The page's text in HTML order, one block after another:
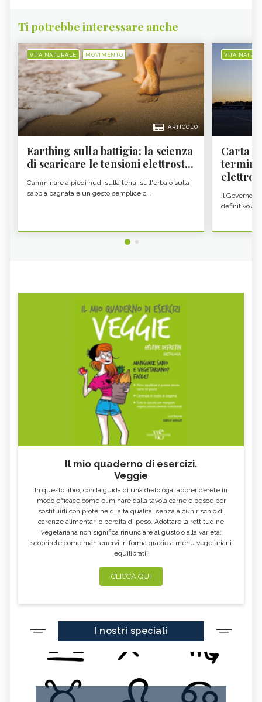
Ti potrebbe interessare anche
VITA NATURALE MOVIMENTO
ARTICOLO
Earthing sulla battigia: la scienza
di scaricare le tensioni elettrost...
Camminare a piedi nudi sulla terra, sull'erba o sulla
sabbia bagnata è un gesto semplice c...
VITA
Carta
Il Governo
definitivo
Il mio quaderno di esercizi.
Veggie
In questo libro, con la guida di una dietologa, apprenderete in
modo efficace come eliminare dalla tavola carne e pesce per
sostituirli con proteine di alta qualità, senza alcun rischio di
carenze alimentari o perdita di peso. Adottare la rettitudine
vegetariana non significa rinunciare al gusto o alla varietà:
scoprirete come mantenervi in forma grazie a menu vegetariani
equilibrati!
CLICCA QUI
I nostri speciali